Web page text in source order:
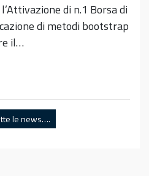
di n.1 Borsa di
di metodi bootstrap
il…
le news….